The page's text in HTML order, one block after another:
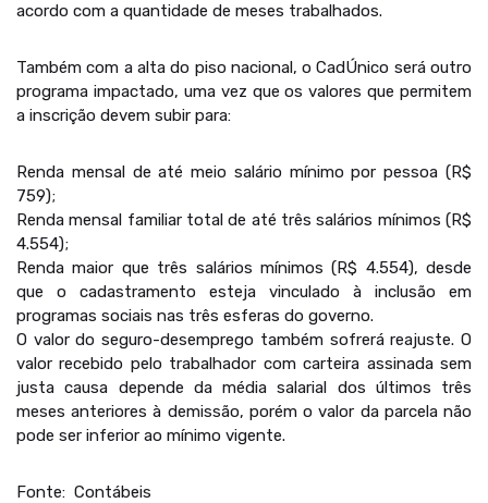
acordo com a quantidade de meses trabalhados.
Também com a alta do piso nacional, o CadÚnico será outro
programa impactado, uma vez que os valores que permitem
a inscrição devem subir para:
Renda mensal de até meio salário mínimo por pessoa (R$
759);
Renda mensal familiar total de até três salários mínimos (R$
4.554);
Renda maior que três salários mínimos (R$ 4.554), desde
que o cadastramento esteja vinculado à inclusão em
programas sociais nas três esferas do governo.
O valor do seguro-desemprego também sofrerá reajuste. O
valor recebido pelo trabalhador com carteira assinada sem
justa causa depende da média salarial dos últimos três
meses anteriores à demissão, porém o valor da parcela não
pode ser inferior ao mínimo vigente.
Fonte: Contábeis